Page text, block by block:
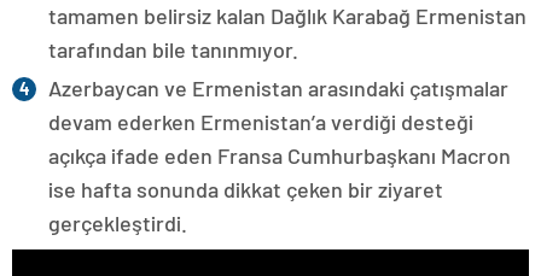
tamamen belirsiz kalan Dağlık Karabağ Ermenistan
tarafından bile tanınmıyor.
Azerbaycan ve Ermenistan arasındaki çatışmalar
devam ederken Ermenistan’a verdiği desteği
açıkça ifade eden Fransa Cumhurbaşkanı Macron
ise hafta sonunda dikkat çeken bir ziyaret
gerçekleştirdi.